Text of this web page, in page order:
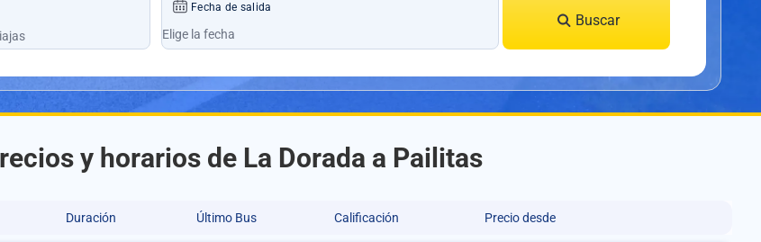
Fecha de salida
Buscar
y horarios de La Dorada a Pailitas
Duración Último Bus Calificación Precio desde